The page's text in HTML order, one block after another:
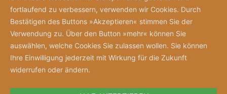
fortlaufend zu verbessern, verwenden wir Cookies. Durch
Bestätigen des Buttons »Akzeptieren« stimmen Sie der
Verwendung zu. Über den Button »mehr« können Sie
auswählen, welche Cookies Sie zulassen wollen. Sie können
Ihre Einwilligung jederzeit mit Wirkung für die Zukunft
widerrufen oder ändern.